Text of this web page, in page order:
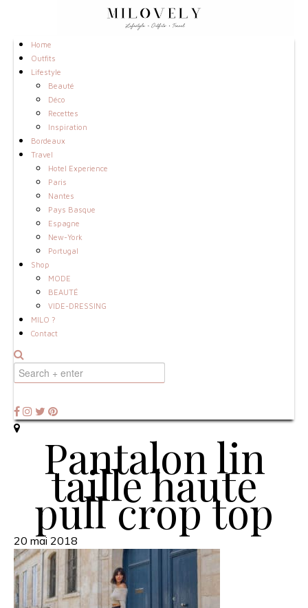
Home
Outfits
Lifestyle
Beauté
Déco
Recettes
Inspiration
Bordeaux
Travel
Hotel Experience
Paris
Nantes
Pays Basque
Espagne
New-York
Portugal
Shop
MODE
BEAUTÉ
VIDE-DRESSING
MILO ?
Contact
Pantalon lin
taille haute
pull crop top
20 mai 2018